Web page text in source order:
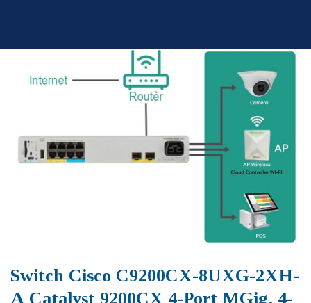
Switch Cisco C9200CX-8UXG-2XH-
A Catalyst 9200CX 4-Port MGig, 4-